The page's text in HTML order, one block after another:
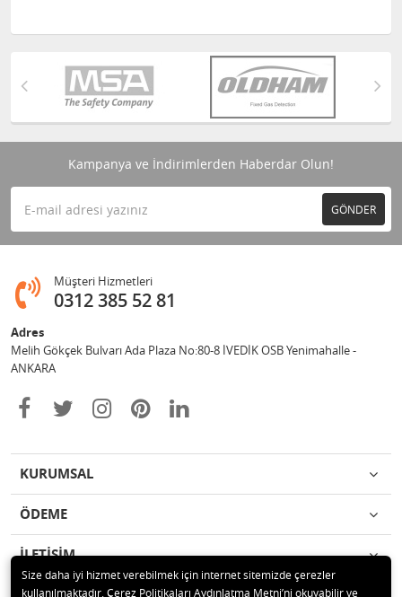
Kampanya ve İndirimlerden Haberdar Olun!
GÖNDER
Müşteri Hizmetleri
0312 385 52 81
Adres
Melih Gökçek Bulvarı Ada Plaza No:80-8 İVEDİK OSB Yenimahalle -
ANKARA
KURUMSAL
ÖDEME
İLETİŞİM
Size daha iyi hizmet verebilmek için internet sitemizde çerezler
kullanılmaktadır. Çerez Politikaları Aydınlatma Metni’ni okuyabilir ve